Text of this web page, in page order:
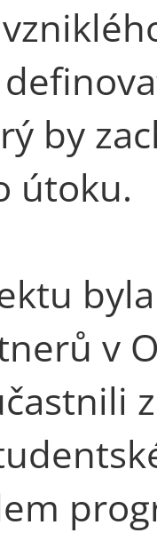
by
útoku.
v